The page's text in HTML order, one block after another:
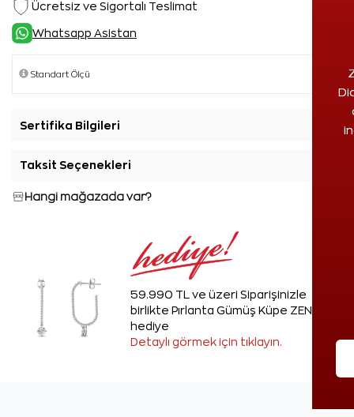
Ücretsiz ve Sigortalı Teslimat
Whatsapp Asistan
Sertifika Bilgileri
Taksit Seçenekleri
Hangi mağazada var?
59.990 TL ve üzeri Siparişinizle
birlikte Pırlanta Gümüş Küpe ZEN'den
hediye
Detaylı görmek için tıklayın.